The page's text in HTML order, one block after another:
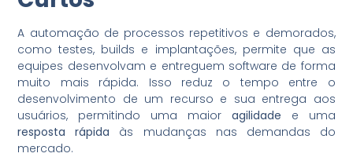
A automação de processos repetitivos e demorados,
como testes, builds e implantações, permite que as
equipes desenvolvam e entreguem software de forma
muito mais rápida. Isso reduz o tempo entre o
desenvolvimento de um recurso e sua entrega aos
usuários, permitindo uma maior agilidade e uma
resposta rápida às mudanças nas demandas do
mercado.